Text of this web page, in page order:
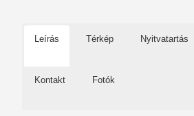
Leírás Térkép Nyitvatartás
Kontakt Fotók